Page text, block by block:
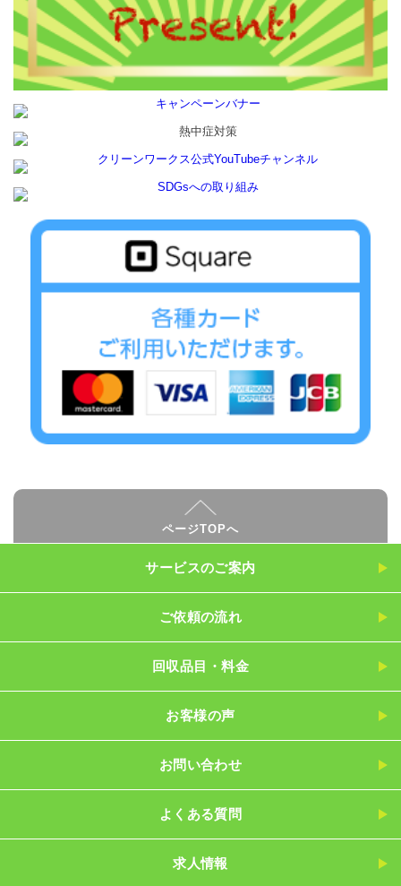
ページTOPへ
サービスのご案内
ご依頼の流れ
回収品目・料金
お客様の声
お問い合わせ
よくある質問
求人情報